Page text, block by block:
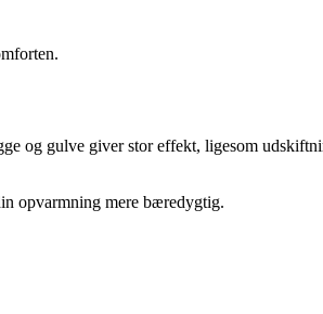
og gulve giver stor effekt, ligesom
opvarmning mere bæredygtig.